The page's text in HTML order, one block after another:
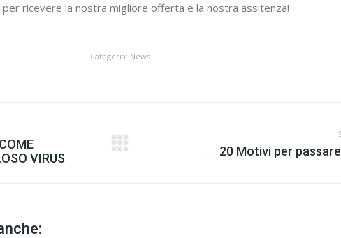
per ricevere la nostra migliore offerta e la nostra assitenza!
Categoria: News
VIRUS
20 Motivi per